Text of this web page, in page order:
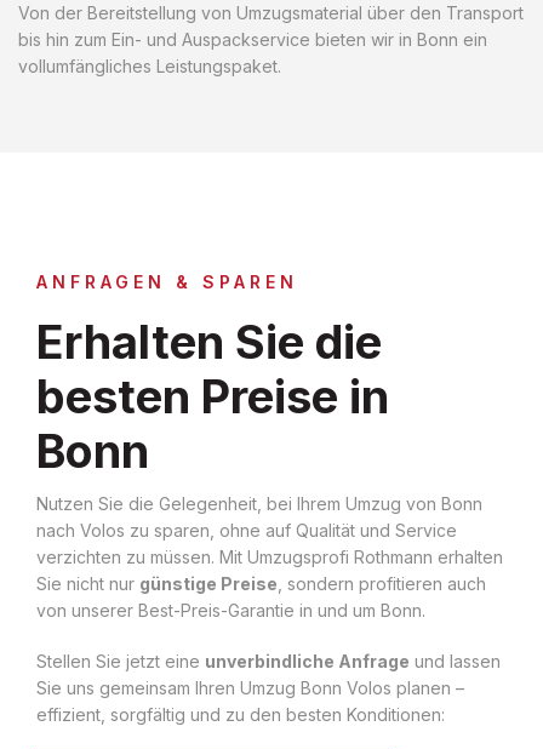
Von der Bereitstellung von Umzugsmaterial über den Transport
bis hin zum Ein- und Auspackservice bieten wir in Bonn ein
vollumfängliches Leistungspaket.
ANFRAGEN & SPAREN
Erhalten Sie die
besten Preise in
Bonn
Nutzen Sie die Gelegenheit, bei Ihrem Umzug von Bonn
nach Volos zu sparen, ohne auf Qualität und Service
verzichten zu müssen. Mit Umzugsprofi Rothmann erhalten
Sie nicht nur günstige Preise , sondern profitieren auch
von unserer Best-Preis-Garantie in und um Bonn.
Stellen Sie jetzt eine unverbindliche Anfrage und lassen
Sie uns gemeinsam Ihren Umzug Bonn Volos planen –
effizient, sorgfältig und zu den besten Konditionen: